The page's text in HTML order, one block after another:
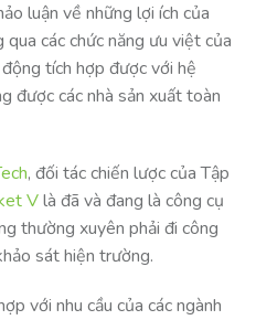
luận về những lợi ích của
các chức năng ưu việt của
tích hợp được với hệ
được các nhà sản xuất toàn
, đối tác chiến lược của Tập
Vlà đã và đang là công cụ
thường xuyên phải đi công
sát hiện trường.
với nhu cầu của các ngành